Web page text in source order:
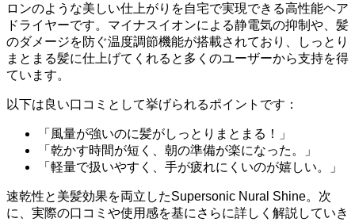
ロンのような美しい仕上がりを自宅で実現できる高性能ヘア
ドライヤーです。マイナスイオンによる静電気の抑制や、髪
のダメージを防ぐ温度調節機能が搭載されており、しっとり
まとまる髪に仕上げてくれると多くのユーザーから支持を得
ています。
以下は良い口コミとして挙げられるポイントです：
「風量が強いのに髪がしっとりまとまる！」
「乾かす時間が短く、朝の準備が楽になった。」
「軽量で扱いやすく、手が疲れにくいのが嬉しい。」
速乾性と美髪効果を両立したSupersonic Nural Shine。次
に、実際の口コミや使用感を基にさらに詳しく解説していき